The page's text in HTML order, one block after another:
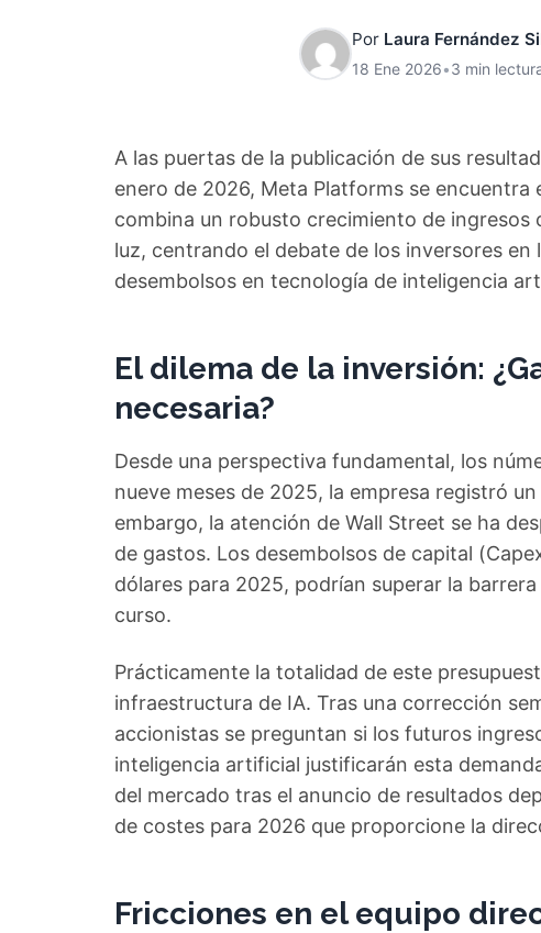
Por Laura Fernández
18 Ene 2026•3 min
A las puertas de la publicación de sus
enero de 2026, Meta Platforms se
combina un robusto crecimiento de ingresos
luz, centrando el debate de los inversores en
desembolsos en tecnología de inteligencia
El dilema de la inversión:
necesaria?
Desde una perspectiva fundamental, los
nueve meses de 2025, la empresa registró
embargo, la atención de Wall Street se ha
de gastos. Los desembolsos de capital
dólares para 2025, podrían superar la
curso.
Prácticamente la totalidad de este
infraestructura de IA. Tras una corrección
accionistas se preguntan si los futuros
inteligencia artificial justificarán esta
del mercado tras el anuncio de resultados
de costes para 2026 que proporcione la
Fricciones en el equipo